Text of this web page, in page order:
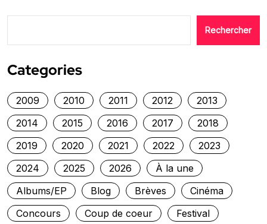
Rechercher
Categories
2009 2010 2011 2012
2013
2014
2015 2016 2017
2018
2019
2020 2021 2022
2023
2024
2025 2026
À la une
Albums/EP
Blog Brèves
Cinéma
Concours
Coup de coeur
Festival